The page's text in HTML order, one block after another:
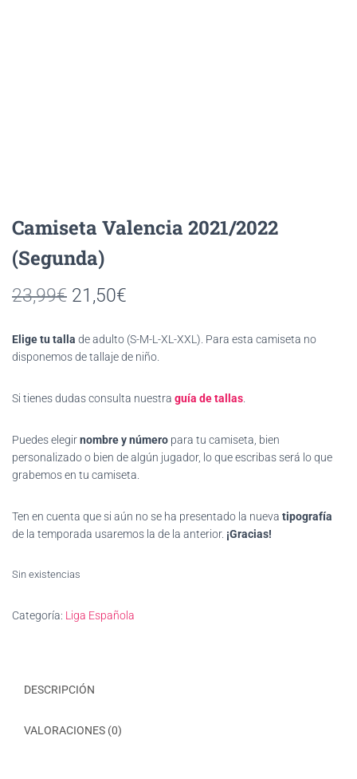
Valencia 2021/2022
(Segunda)
23,99€ El
original
21,50€
actual
Elige tu talla de adulto (S-M-L-XL-XXL). Para esta camiseta no
disponemos de tallaje de niño.
Si tienes dudas consulta nuestra guía de tallas.
Puedes elegirnombre y número para tu camiseta, bien
personalizado o bien de algún jugador, lo que escribas será lo que
grabemos en tu camiseta.
Ten en cuenta que si aún no se ha presentado la nueva tipografía
de la temporada usaremos la de la anterior. ¡Gracias!
Sin existencias
Categoría: Liga Española
DESCRIPCIÓN
VALORACIONES (0)